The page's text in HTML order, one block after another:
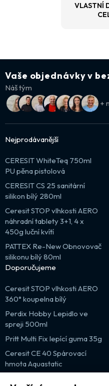
VLASTNÍ
Vaše objednávky v
Náš tým
+
Nejprodávanější
CERESIT WhiteTeq 750ml
PU pěna pistolová
CERESIT CS 25 sanitární
silikon bílý 280ml
Ceresit STOP vlhkosti AERO
náhradní tablety 3+1, 4 x
450g luční kvítí
PATTEX Re-New Obnovovač
silikonu bílý 80ml
Doporučujeme
Ceresit STOP vlhkosti AERO
360° koupelna bílý
Perdix Hobby Lepidlo ve
spreji 500ml
Pritt Multi Fix lepící guma 35g
Ceresit CE 40 Spárovací
hmota Aquastatic